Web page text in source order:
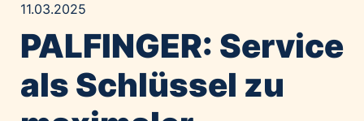
Alawyer
Amadeus Austrian Music Awards
Constantia Flexibles
11.03.2025
PALFINGER: Service
als Schlüssel zu